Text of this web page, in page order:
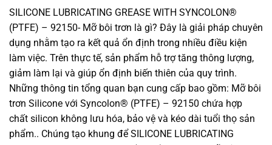
SILICONE LUBRICATING GREASE WITH SYNCOLON®
(PTFE) – 92150- Mỡ bôi trơn là gì? Đây là giải pháp chuyên
dụng nhằm tạo ra kết quả ổn định trong nhiều điều kiện
làm việc. Trên thực tế, sản phẩm hỗ trợ tăng thông lượng,
giảm làm lại và giúp ổn định biến thiên của quy trình.
Những thông tin tổng quan bạn cung cấp bao gồm: Mỡ bôi
trơn Silicone với Syncolon® (PTFE) – 92150 chứa hợp
chất silicon không lưu hóa, bảo vệ và kéo dài tuổi thọ sản
phẩm.. Chúng tạo khung để SILICONE LUBRICATING